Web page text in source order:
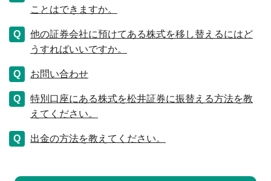
ことはできますか。
他の証券会社に預けてある株式を移し替えるにはど
うすればいいですか。
お問い合わせ
特別口座にある株式を松井証券に振替える方法を教
えてください。
出金の方法を教えてください。